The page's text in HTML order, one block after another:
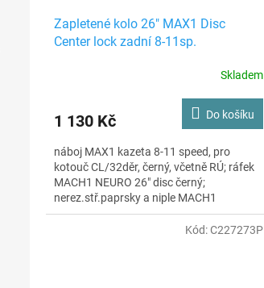
Zapletené kolo 26" MAX1 Disc
Center lock zadní 8-11sp.
Skladem
1 130 Kč Do košíku
náboj MAX1 kazeta 8-11 speed, pro
kotouč CL/32děr, černý, včetně RÚ; ráfek
MACH1 NEURO 26" disc černý;
nerez.stř.paprsky a niple MACH1
Kód:C227273P